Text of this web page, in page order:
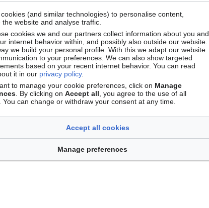
ROR
03zx86w41
Version mobile Manage cookie preferences
(and similar technologies) to personalise content,
the website and analyse traffic.
cookies we and our partners collect information about you and
internet behavior within, and possibly also outside our website.
we build your personal profile. With this we adapt our website
to your preferences. We can also show targeted
based on your recent internet behavior. You can read
it in our privacy policy.
to manage your cookie preferences, click on Manage
. By clicking on Accept all , you agree to the use of all
You can change or withdraw your consent at any time.
Accept all cookies
Manage preferences